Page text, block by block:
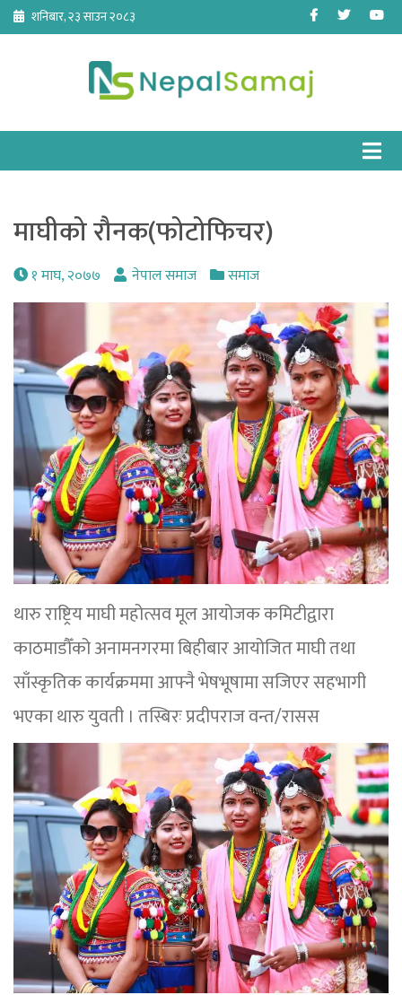
Skip
content
शनिबार, २३ साउन २०८३ Facebook
Twitter
माघीको रौनक(फोटोफिचर)
१ माघ, २०७७ नेपाल समाज समाज
थारु राष्ट्रिय माघी महोत्सव मूल आयोजक कमिटीद्वारा
काठमाडौँको अनामनगरमा बिहीबार आयोजित माघी तथा
साँस्कृतिक कार्यक्रममा आफ्नै भेषभूषामा सजिएर सहभागी
भएका थारु युवती । तस्बिरः प्रदीपराज वन्त/रासस